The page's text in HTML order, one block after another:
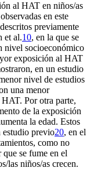
al HAT en niños/as
en este
previamente
et al.10, en la que se
nivel socioeconómico
exposición al HAT
en un estudio
nivel de estudios
una menor
Por otra parte,
de la exposición
la edad. Estos
estudio previo20, en el
como no
se fume en el
las niños/as crecen.